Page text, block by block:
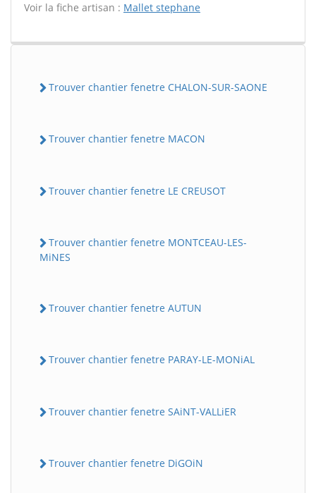
Voir la fiche artisan : Mallet stephane
Trouver chantier fenetre CHALON-SUR-SAONE
Trouver chantier fenetre MACON
Trouver chantier fenetre LE CREUSOT
Trouver chantier fenetre MONTCEAU-LES-
MiNES
Trouver chantier fenetre AUTUN
Trouver chantier fenetre PARAY-LE-MONiAL
Trouver chantier fenetre SAiNT-VALLiER
Trouver chantier fenetre DiGOiN